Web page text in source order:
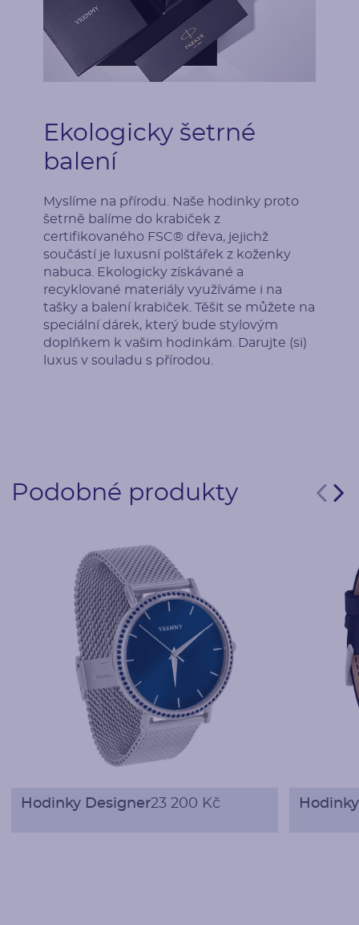
Ekologicky šetrné
balení
Myslíme na přírodu. Naše hodinky proto
šetrně balíme do krabiček z
certifikovaného FSC® dřeva, jejichž
součástí je luxusní polštářek z koženky
nabuca. Ekologicky získávané a
recyklované materiály využíváme i na
tašky a balení krabiček. Těšit se můžete na
speciální dárek, který bude stylovým
doplňkem k vašim hodinkám. Darujte (si)
luxus v souladu s přírodou.
Podobné produkty
Hodinky Designer23 200 Kč